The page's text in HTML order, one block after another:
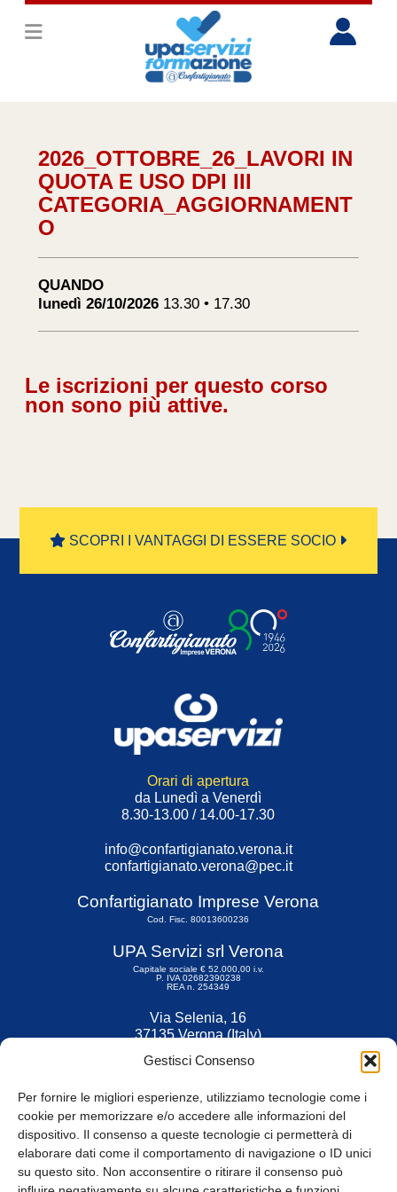
Gestisci Consenso
Per fornire le migliori esperienze, utilizziamo tecnologie come i
cookie per memorizzare e/o accedere alle informazioni del
dispositivo. Il consenso a queste tecnologie ci permetterà di
elaborare dati come il comportamento di navigazione o ID unici
su questo sito. Non acconsentire o ritirare il consenso può
2026_OTTOBRE_26_LAVORI IN
QUOTA E USO DPI III
CATEGORIA_AGGIORNAMENT
O
QUANDO
lunedì 26/10/2026 13.30 • 17.30
Le iscrizioni per questo corso
non sono più attive.
SCOPRI I VANTAGGI DI ESSERE SOCIO
Orari di apertura
da Lunedì a Venerdì
8.30-13.00 / 14.00-17.30
info@confartigianato.verona.it
confartigianato.verona@pec.it
Confartigianato Imprese Verona
Cod. Fisc. 80013600236
UPA Servizi srl Verona
Capitale sociale € 52.000,00 i.v.
P. IVA 02682390238
REA n. 254349
Via Selenia, 16
37135 Verona (Italy)
Fax 045 9211599
© Tutti i diritti riservati